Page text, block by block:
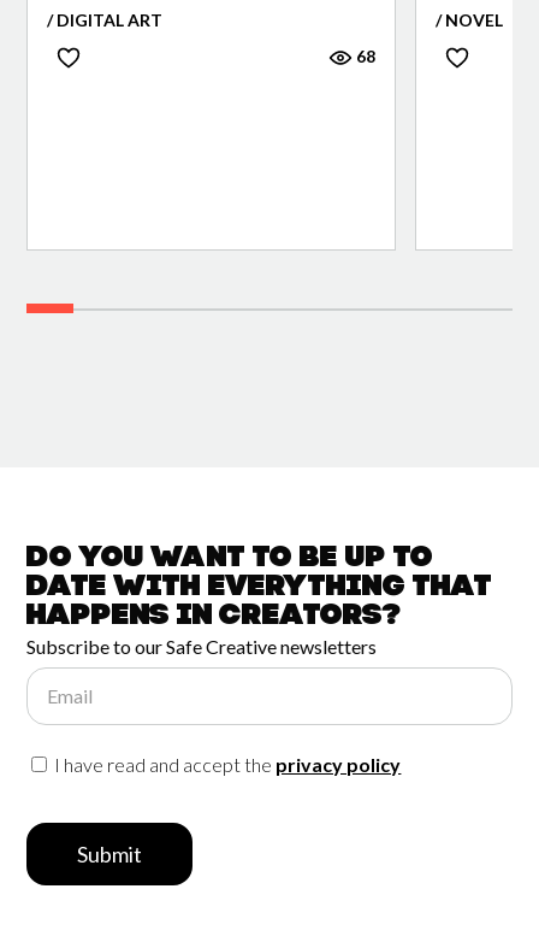
/ DIGITAL ART
68
/ NOVEL
Do you want to be up to
date witheverything that
happens inCreators?
Subscribe to our Safe Creative newsletters
Email
I have read and accept the privacy policy
Submit